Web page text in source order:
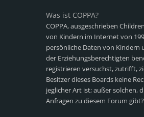
Was ist COPPA?
COPPA, ausgeschrieben
von Kindern im Internet von
persönliche Daten von Kindern
der Erziehungsberechtigten
registrieren versuchst, zutrifft,
Besitzer dieses Boards keine
jeglicher Art ist; außer solchen,
Anfragen zu diesem Forum